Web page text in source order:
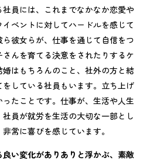
員には、これまでなかなか恋愛や
ベントに対してハードルを感じて
彼女らが、仕事を通じて自信をつ
んを育てる決意をされたりするケ
はもちろんのこと、社外の方と結
している社員もいます。立ち上げ
たことです。仕事が、生活や人生
員が就労を生活の大切な一部とし
常に喜びを感じています。
い変化がありありと浮かぶ、素敵